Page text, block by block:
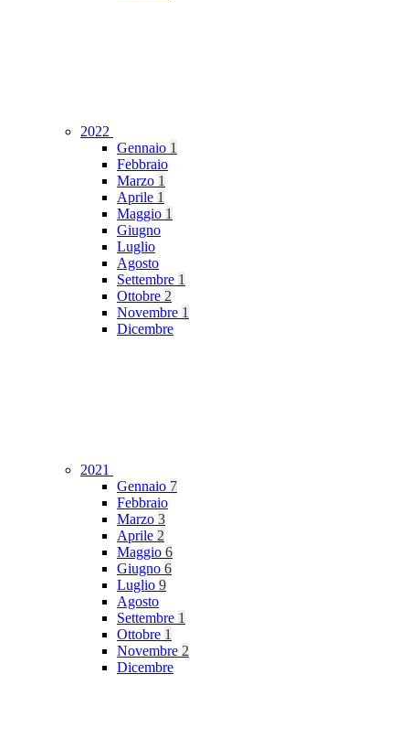
2022
Gennaio 1
Febbraio
Marzo 1
Aprile 1
Maggio 1
Giugno
Luglio
Agosto
Settembre 1
Ottobre 2
Novembre 1
Dicembre
2021
Gennaio 7
Febbraio
Marzo 3
Aprile 2
Maggio 6
Giugno 6
Luglio 9
Agosto
Settembre 1
Ottobre 1
Novembre 2
Dicembre